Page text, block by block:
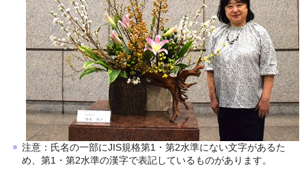
注意：氏名の一部にJIS規格第1・第2水準にない文字があるた
め、第1・第2水準の漢字で表記しているものがあります。